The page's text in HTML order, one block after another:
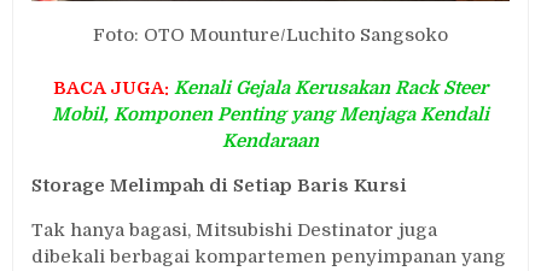
Foto: OTO Mounture/Luchito Sangsoko
BACA JUGA: Kenali Gejala Kerusakan Rack Steer
Mobil, Komponen Penting yang Menjaga Kendali
Kendaraan
Storage Melimpah di Setiap Baris Kursi
Tak hanya bagasi, Mitsubishi Destinator juga
dibekali berbagai kompartemen penyimpanan yang